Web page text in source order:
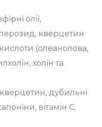
олії,
кверцетин
(олеанолова,
холін та
дубильні
вітамін С,